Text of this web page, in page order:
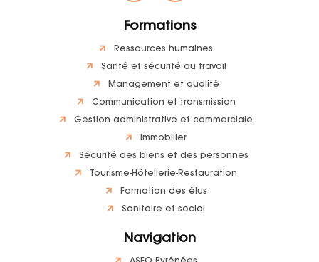
Formations
Ressources humaines
Santé et sécurité au travail
Management et qualité
Communication et transmission
Gestion administrative et commerciale
Immobilier
Sécurité des biens et des personnes
Tourisme-Hôtellerie-Restauration
Formation des élus
Sanitaire et social
Navigation